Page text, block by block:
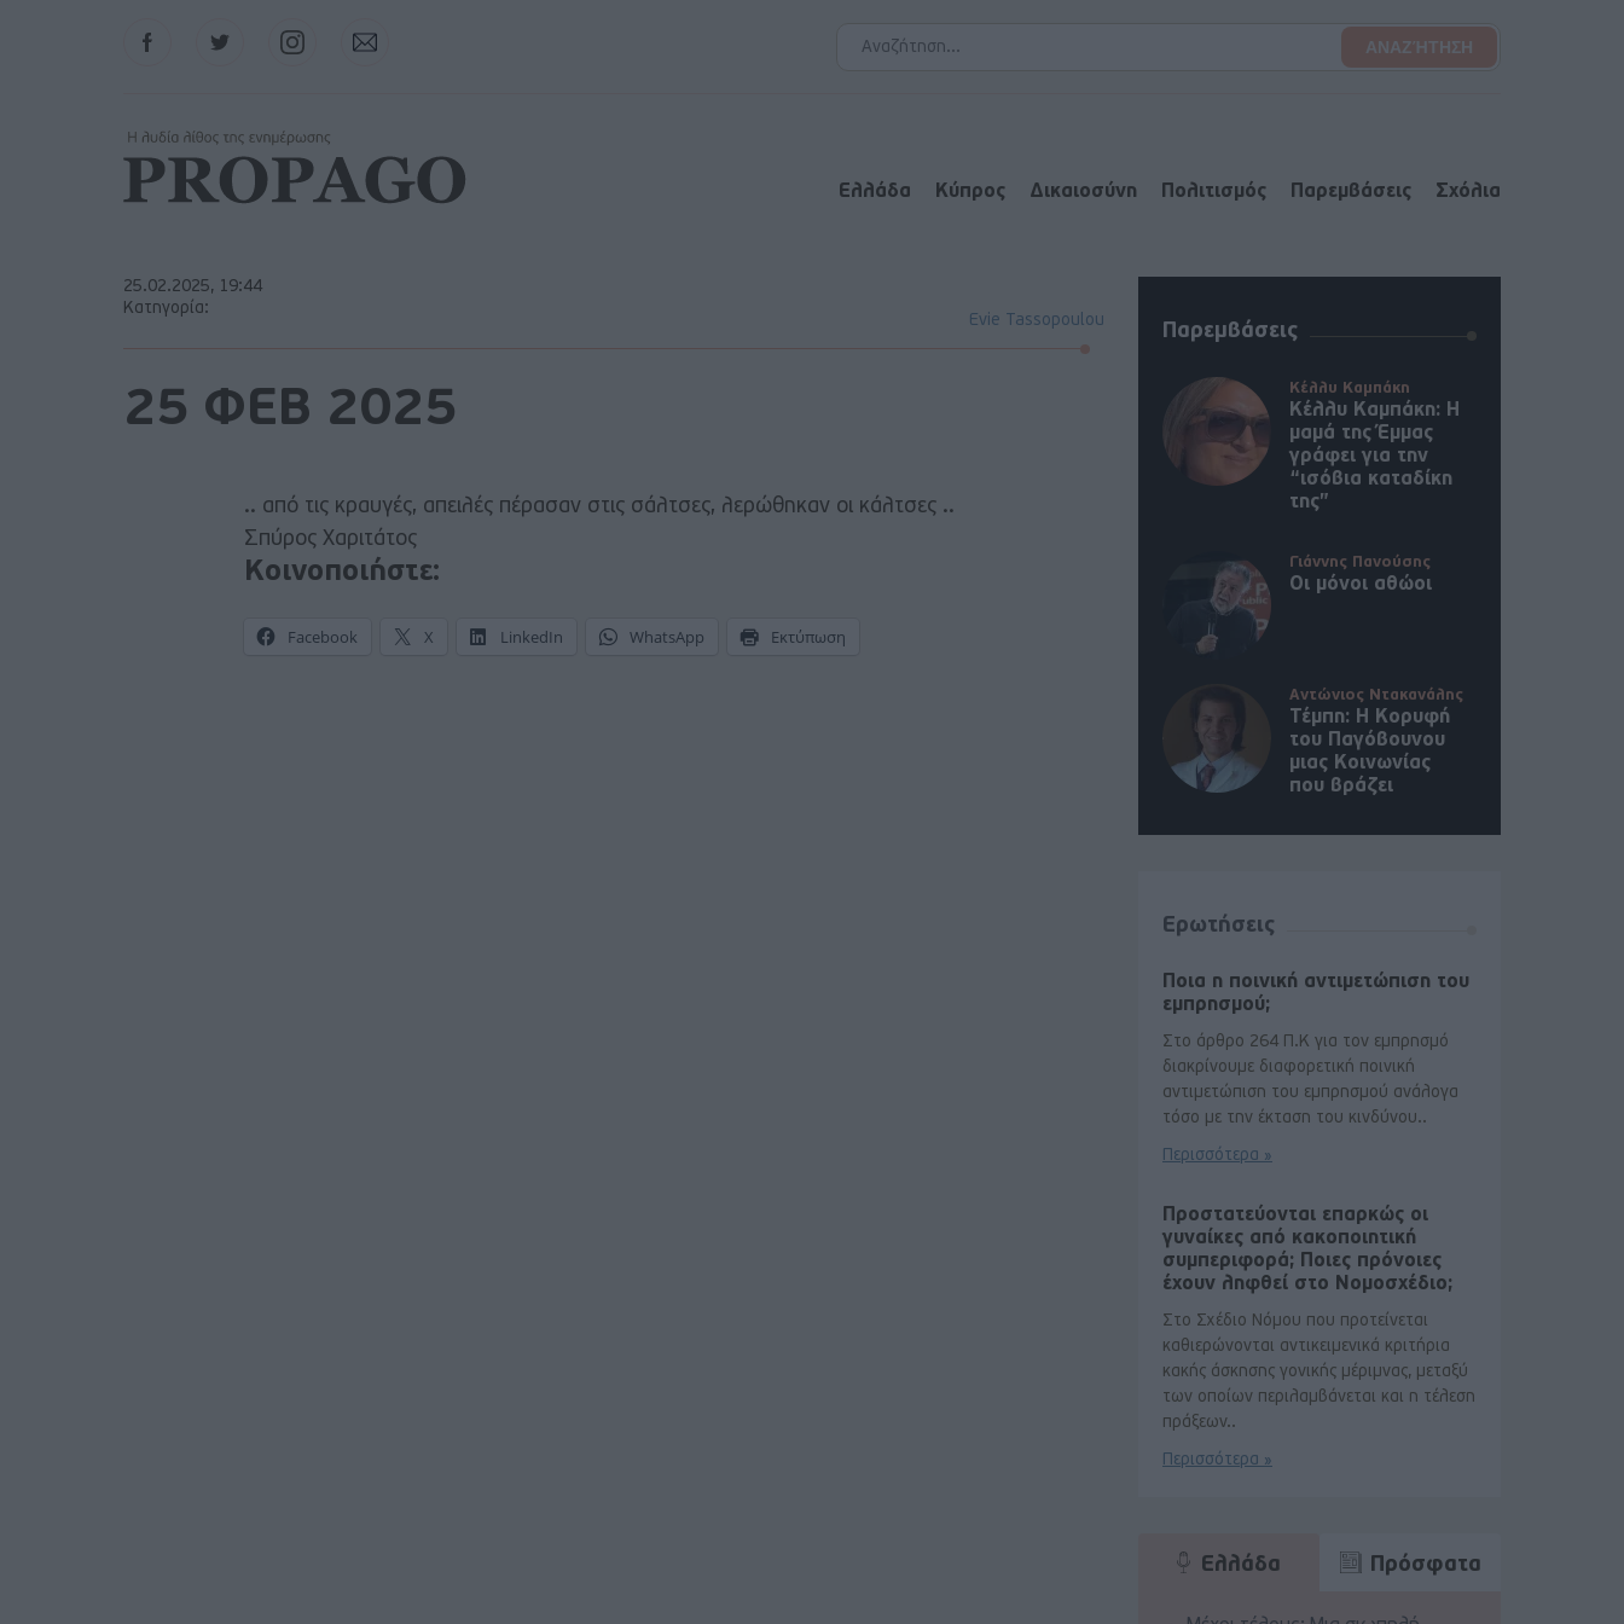
FacebookTwitter InstagramContact
Ελλάδα Κύπρος Δικαιοσύνη Πολιτισμός Παρεμβάσεις Σχόλια
25.02.2025, 19:44
Κατηγορία:
Evie Tassopoulou
25 ΦΕΒ 2025
.. από τις κραυγές, απειλές πέρασαν στις σάλτσες, λερώθηκαν οι κάλτσες ..
Σπύρος Χαριτάτος
Κοινοποιήστε:
Facebook X LinkedIn WhatsApp Εκτύπωση
Παρεμβάσεις
Κέλλυ Καμπάκη
Κέλλυ Καμπάκη: Η
μαμά της Έμμας
γράφει για την
“ισόβια καταδίκη
της”
Γιάννης Πανούσης
Οι μόνοι αθώοι
Αντώνιος Ντακανάλης
Τέμπη: Η Κορυφή
του Παγόβουνου
μιας Κοινωνίας
που βράζει
Ερωτήσεις
Ποια η ποινική αντιμετώπιση του
εμπρησμού;
Στο άρθρο 264 Π.Κ για τον εμπρησμό
διακρίνουμε διαφορετική ποινική
αντιμετώπιση του εμπρησμού ανάλογα
τόσο με την έκταση του κινδύνου..
Περισσότερα »
Προστατεύονται επαρκώς οι
γυναίκες από κακοποιητική
συμπεριφορά; Ποιες πρόνοιες
έχουν ληφθεί στο Νομοσχέδιο;
Στο Σχέδιο Νόμου που προτείνεται
καθιερώνονται αντικειμενικά κριτήρια
κακής άσκησης γονικής μέριμνας, μεταξύ
των οποίων περιλαμβάνεται και η τέλεση
πράξεων..
Περισσότερα »
Ελλάδα Πρόσφατα